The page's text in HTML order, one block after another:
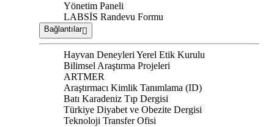
Yönetim Paneli
LABSİS Randevu Formu
Bağlantılar
Hayvan Deneyleri Yerel Etik Kurulu
Bilimsel Araştırma Projeleri
ARTMER
Araştırmacı Kimlik Tanımlama (ID)
Batı Karadeniz Tıp Dergisi
Türkiye Diyabet ve Obezite Dergisi
Teknoloji Transfer Ofisi